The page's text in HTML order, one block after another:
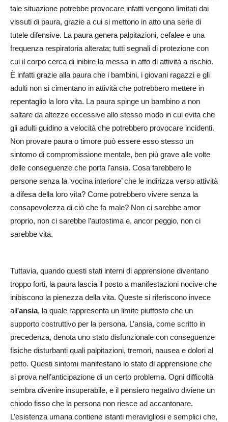
tale situazione potrebbe provocare infatti vengono limitati dai
vissuti di paura, grazie a cui si mettono in atto una serie di
tutele difensive. La paura genera palpitazioni, cefalee e una
frequenza respiratoria alterata; tutti segnali di protezione con
cui il corpo cerca di inibire la messa in atto di attività a rischio.
È infatti grazie alla paura che i bambini, i giovani ragazzi e gli
adulti non si cimentano in attività che potrebbero mettere in
repentaglio la loro vita. La paura spinge un bambino a non
saltare da altezze eccessive allo stesso modo in cui evita che
gli adulti guidino a velocità che potrebbero provocare incidenti.
Non provare paura o timore può essere esso stesso un
sintomo di compromissione mentale, ben più grave alle volte
delle conseguenze che porta l’ansia. Cosa farebbero le
persone senza la ‘vocina interiore’ che le indirizza verso attività
a difesa della loro vita? Come potrebbero vivere senza la
consapevolezza di ciò che fa male? Non ci sarebbe amor
proprio, non ci sarebbe l’autostima e, ancor peggio, non ci
sarebbe vita.
Tuttavia, quando questi stati interni di apprensione diventano
troppo forti, la paura lascia il posto a manifestazioni nocive che
inibiscono la pienezza della vita. Queste si riferiscono invece
all’ansia, la quale rappresenta un limite piuttosto che un
supporto costruttivo per la persona. L’ansia, come scritto in
precedenza, denota uno stato disfunzionale con conseguenze
fisiche disturbanti quali palpitazioni, tremori, nausea e dolori al
petto. Questi sintomi manifestano lo stato di apprensione che
si prova nell’anticipazione di un certo problema. Ogni difficoltà
sembra divenire insuperabile, e il pensiero negativo diviene un
chiodo fisso che la persona non riesce ad accantonare.
L’esistenza umana contiene istanti meravigliosi e semplici che,